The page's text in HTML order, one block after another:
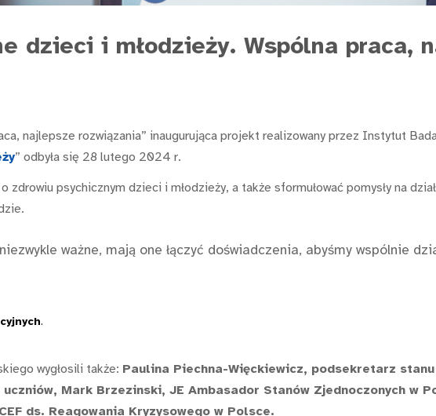
dzieci i młodzieży. Wspólna praca,
najlepsze rozwiązania” inaugurująca projekt realizowany przez Instytut
” odbyła się 28 lutego 2024 r.
psychicznym dzieci i młodzieży, a także sformułować pomysły na
ważne, mają one łączyć doświadczenia, abyśmy wspólnie
.
wygłosili także: Paulina Piechna-Więckiewicz, podsekretarz stanu
Mark Brzezinski, JE Ambasador Stanów Zjednoczonych w
ds. Reagowania Kryzysowego w Polsce.